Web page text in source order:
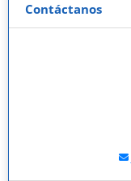
Contáctanos